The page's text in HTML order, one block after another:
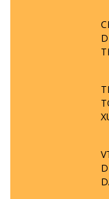
Lễ truyền thiền
Lễ truyền thiền
Lễ truyền thiền
Lễ truyền thiền
Lễ truyền thiền
Lễ truyền thiền